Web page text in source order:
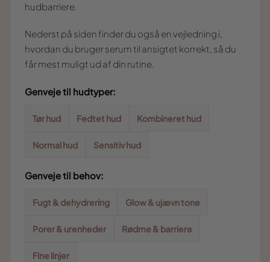
hudbarriere.
Nederst på siden finder du også en vejledning i,
hvordan du bruger serum til ansigtet korrekt, så du
får mest muligt ud af din rutine.
Genveje til hudtyper:
Tør hud Fedtet hud Kombineret hud
Normal hud Sensitiv hud
Genveje til behov:
Fugt & dehydrering Glow & ujævn tone
Porer & urenheder Rødme & barriere
Fine linjer